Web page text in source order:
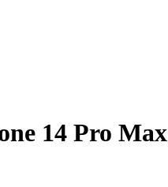
14 Pro Max